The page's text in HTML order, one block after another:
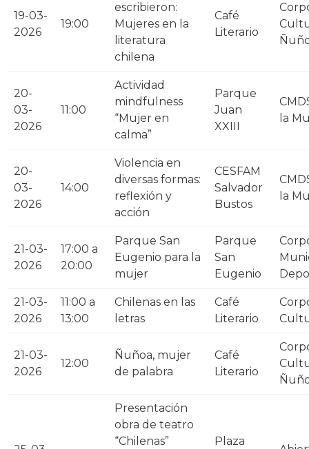
19-03-
2026
19:00
escribieron:
Mujeres en la
literatura
chilena
Café
Literario
20-
03-
2026
11:00
Actividad
mindfulness
“Mujer en
calma”
Parque
Juan
XXIII
la
20-
03-
2026
14:00
Violencia en
diversas formas:
reflexión y
acción
CESFAM
Salvador
Bustos
la
21-03-
2026
17:00 a
20:00
Parque San
Eugenio para la
mujer
Parque
San
Eugenio
21-03-
2026
11:00 a
13:00
Chilenas en las
letras
Café
Literario
21-03-
2026
12:00
Ñuñoa, mujer
de palabra
Café
Literario
Presentación
obra de teatro
“Chilenas”
Plaza